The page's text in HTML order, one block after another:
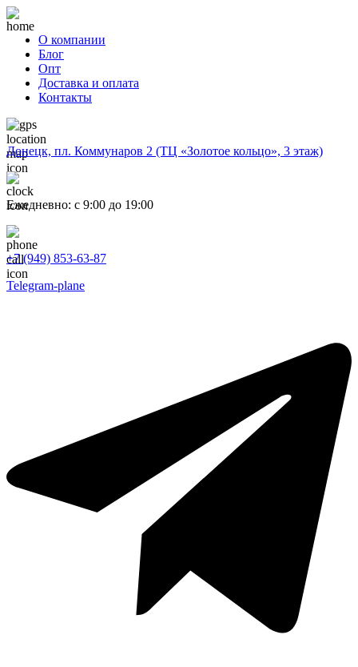
О компании
Блог
Опт
Доставка и оплата
Контакты
Донецк, пл. Коммунаров 2 (ТЦ «Золотое кольцо», 3 этаж)
Ежедневно: с 9:00 до 19:00
+7 (949) 853-63-87
Telegram-plane